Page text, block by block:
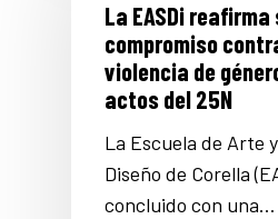
La EASDi reafirma
compromiso
violencia de
actos del 25N
La Escuela de Arte
Diseño de Corella
concluido con una…